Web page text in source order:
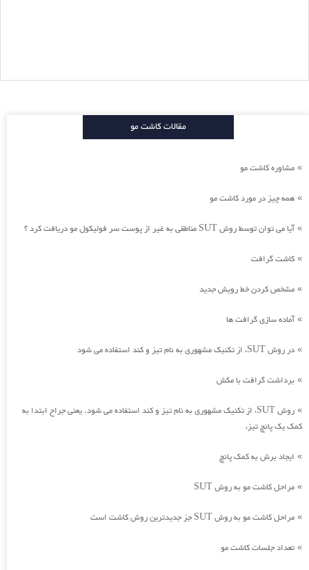
مقالات کاشت مو
» مشاوره کاشت مو
» همه چیز در مورد کاشت مو
»آیا می توان توسط روش SUT مناطقی به غیر از پوست سر فولیکول مو دریافت کرد ؟
» کاشت گرافت
» مشخص کردن خط رویش جدید
»آماده سازی گرافت ها
» در روش SUT، از تکنیک مشهوری به نام تیز و کند استفاده می شود
» برداشت گرافت با مکش
»
روش SUT، از تکنیک مشهوری به نام تیز و کند استفاده می شود. یعنی جراح ابتدا به
کمک یک پانچ تیز،
» ایجاد برش به کمک پانچ
» مراحل کاشت مو به روش SUT
» مراحل کاشت مو به روش SUT جز جدیدترین روش کاشت است
» تعداد جلسات کاشت مو